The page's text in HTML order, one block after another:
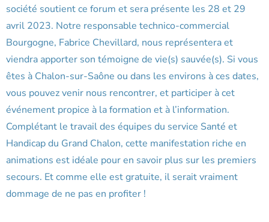
société soutient ce forum et sera présente les 28 et 29
avril 2023. Notre responsable technico-commercial
Bourgogne, Fabrice Chevillard, nous représentera et
viendra apporter son témoigne de vie(s) sauvée(s). Si vous
êtes à Chalon-sur-Saône ou dans les environs à ces dates,
vous pouvez venir nous rencontrer, et participer à cet
événement propice à la formation et à l’information.
Complétant le travail des équipes du service Santé et
Handicap du Grand Chalon, cette manifestation riche en
animations est idéale pour en savoir plus sur les premiers
secours. Et comme elle est gratuite, il serait vraiment
dommage de ne pas en profiter !